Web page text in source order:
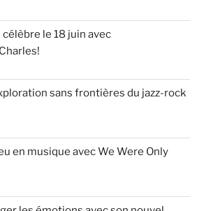
le 18 juin avec
sans frontières du jazz-rock
en musique avec We Were Only